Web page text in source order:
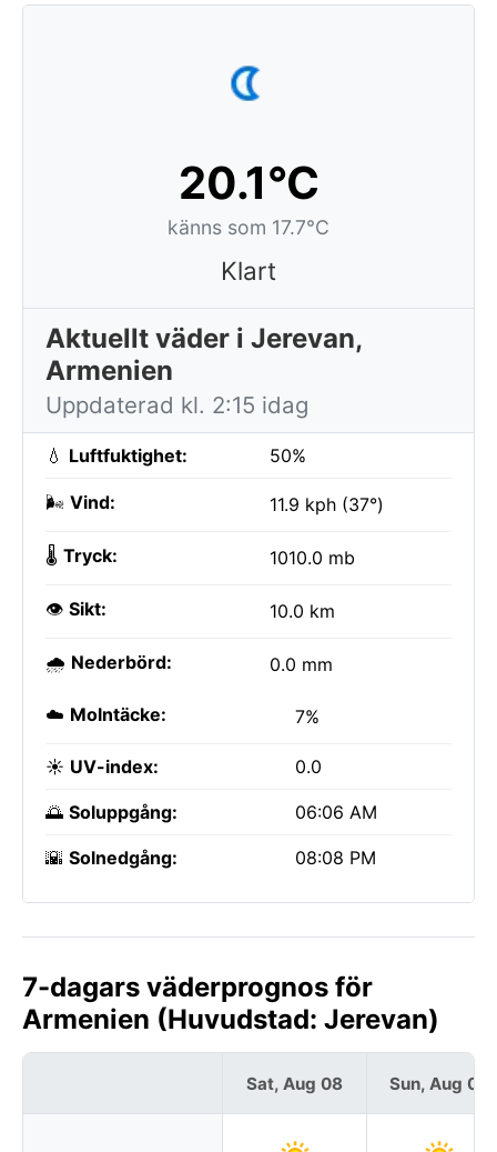
20.1°C
känns som 17.7°C
Klart
Aktuellt väder i Jerevan,
Armenien
Uppdaterad kl. 2:15 idag
💧 Luftfuktighet: 50%
🌬️ Vind: 11.9 kph (37°)
🌡️ Tryck: 1010.0 mb
👁️ Sikt: 10.0 km
🌧️ Nederbörd: 0.0 mm
☁️ Molntäcke: 7%
☀️ UV-index: 0.0
🌅 Soluppgång: 06:06 AM
🌇 Solnedgång: 08:08 PM
7-dagars väderprognos för
Armenien (Huvudstad: Jerevan)
Sat, Aug 08 Sun, Aug 09